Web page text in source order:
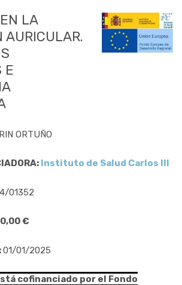
LA
AURICULAR.
E
ORTUÑO
Instituto de Salud Carlos III
01352
€
01/01/2025
cofinanciado por el Fondo